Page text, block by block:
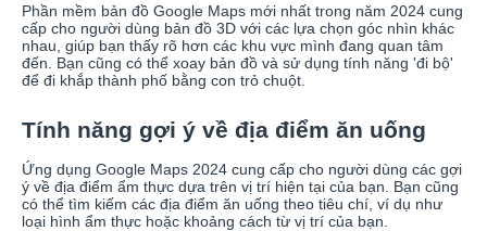
Phần mềm bản đồ Google Maps mới nhất trong năm 2024 cung
cấp cho người dùng bản đồ 3D với các lựa chọn góc nhìn khác
nhau, giúp bạn thấy rõ hơn các khu vực mình đang quan tâm
đến. Bạn cũng có thể xoay bản đồ và sử dụng tính năng 'đi bộ'
để đi khắp thành phố bằng con trỏ chuột.
Tính năng gợi ý về địa điểm ăn uống
Ứng dụng Google Maps 2024 cung cấp cho người dùng các gợi
ý về địa điểm ẩm thực dựa trên vị trí hiện tại của bạn. Bạn cũng
có thể tìm kiếm các địa điểm ăn uống theo tiêu chí, ví dụ như
loại hình ẩm thực hoặc khoảng cách từ vị trí của bạn.